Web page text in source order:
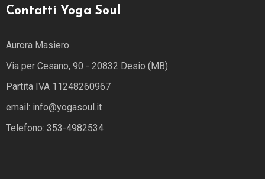
Contatti Yoga Soul
Aurora Masiero
Via per Cesano, 90 - 20832 Desio (MB)
Partita IVA 11248260967
email: info@yogasoul.it
Telefono: 353-4982534